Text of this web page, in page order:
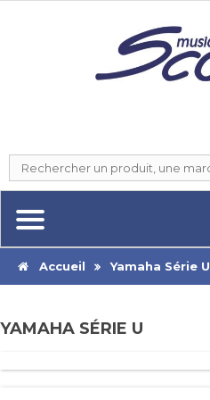
Accueil Yamaha Série U
YAMAHA SÉRIE U